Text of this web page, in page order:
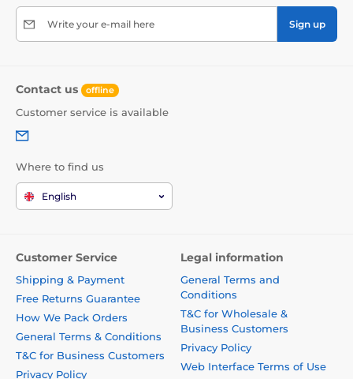
Write your e-mail here Sign up
Contact us offline
Customer service is available
Where to find us
English
Customer Service
Shipping & Payment
Free Returns Guarantee
How We Pack Orders
General Terms & Conditions
T&C for Business Customers
Privacy Policy
Legal information
General Terms and
Conditions
T&C for Wholesale &
Business Customers
Privacy Policy
Web Interface Terms of Use